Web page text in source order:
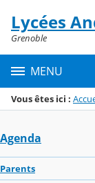
Menu de la
Contenu
Lycées
Grenoble
MENU
Vous êtes ici :
Agenda
Parents